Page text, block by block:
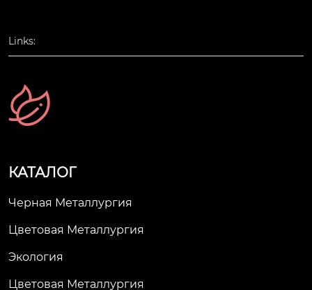
Links:
КАТАЛОГ
Черная Металлургия
Цветовая Металлургия
Экология
Цветовая Металлургия